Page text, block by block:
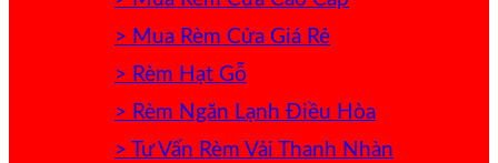
> Mua Rèm Cửa Giá Rẻ
> Rèm Hạt Gỗ
> Rèm Ngăn Lạnh Điều Hòa
> Tư Vấn Rèm Vải Thanh Nhàn